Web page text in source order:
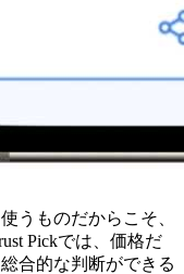
うものだからこそ、
Pickでは、価格だ
合的な判断ができる